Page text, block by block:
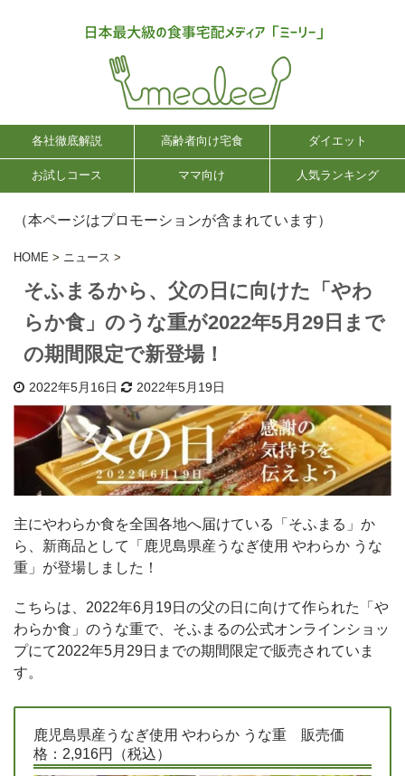
各社徹底解説 高齢者向け宅食 ダイエット
お試しコース ママ向け 人気ランキング
（本ページはプロモーションが含まれています）
HOME > ニュース >
そふまるから、父の日に向けた「やわ
らか食」のうな重が2022年5月29日まで
の期間限定で新登場！
2022年5月16日 2022年5月19日
主にやわらか食を全国各地へ届けている「そふまる」か
ら、新商品として「鹿児島県産うなぎ使用 やわらか うな
重」が登場しました！
こちらは、2022年6月19日の父の日に向けて作られた「や
わらか食」のうな重で、そふまるの公式オンラインショッ
プにて2022年5月29日までの期間限定で販売されていま
す。
鹿児島県産うなぎ使用 やわらか うな重 販売価
格：2,916円（税込）